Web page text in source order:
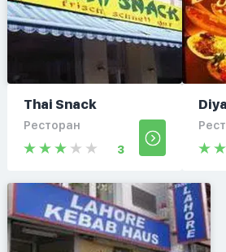
Thai Snack
Ресторан
3